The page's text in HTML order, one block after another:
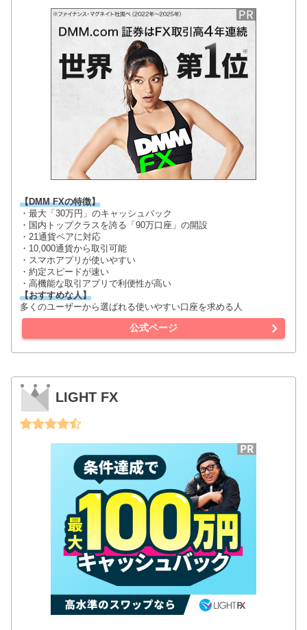
【DMM FXの特徴】
・最大「30万円」のキャッシュバック
・国内トップクラスを誇る「90万口座」の開設
・21通貨ペアに対応
・10,000通貨から取引可能
・スマホアプリが使いやすい
・約定スピードが速い
・高機能な取引アプリで利便性が高い
【おすすめな人】
多くのユーザーから選ばれる使いやすい口座を求める人
公式ページ
LIGHT FX